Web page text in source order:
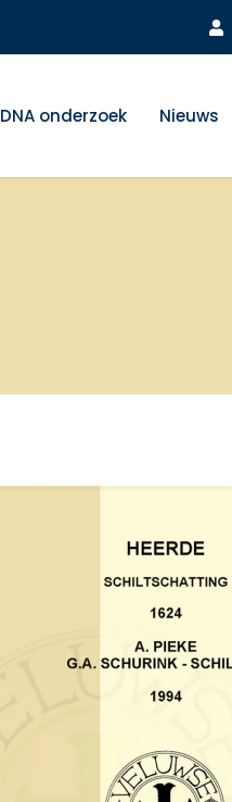
DNA onderzoek Nieuws